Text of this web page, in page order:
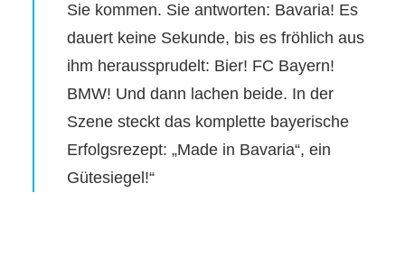
Sie kommen. Sie antworten: Bavaria! Es
dauert keine Sekunde, bis es fröhlich aus
ihm heraussprudelt: Bier! FC Bayern!
BMW! Und dann lachen beide. In der
Szene steckt das komplette bayerische
Erfolgsrezept: „Made in Bavaria“, ein
Gütesiegel!“